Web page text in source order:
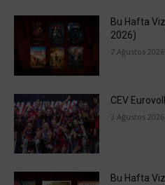
Bu Hafta
2026)
7 Ağustos 2026
CEV
3 Ağustos 2026
Bu Hafta